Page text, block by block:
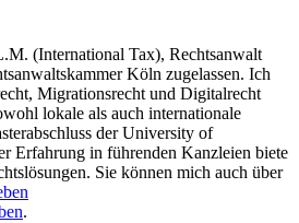
(International Tax), Rechtsanwalt
Köln zugelassen. Ich
Migrationsrecht und Digitalrecht
lokale als auch internationale
der University of
Erfahrung in führenden Kanzleien biete
Sie können mich auch über
.